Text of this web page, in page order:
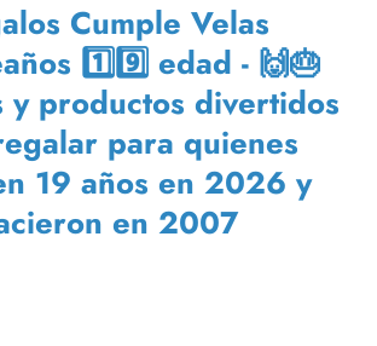
Cumple Velas
1️⃣9️⃣ edad - 🙌🎂
y productos divertidos
para quienes
19 años en 2026 y
en 2007